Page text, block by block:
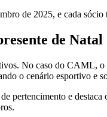
de 2025, e cada
de Natal
No caso do CAML,
o cenário esportivo e
pertencimento e